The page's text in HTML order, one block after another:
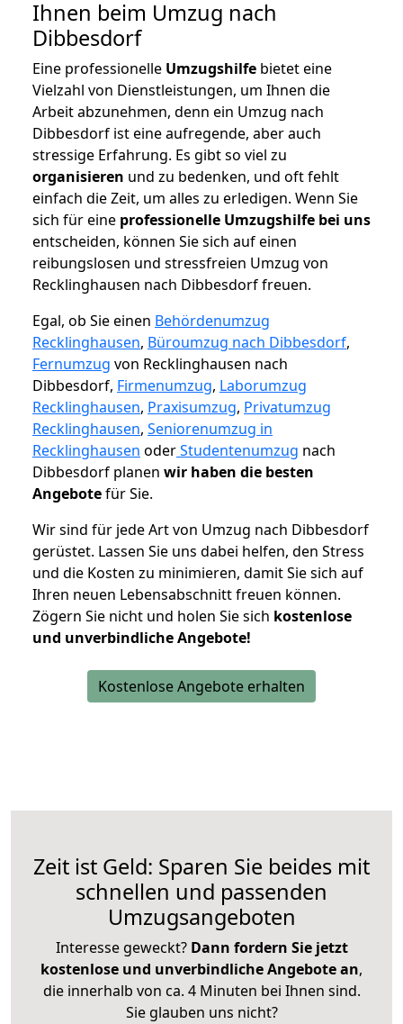
Ihnen beim Umzug nach
Dibbesdorf
Eine professionelle Umzugshilfe bietet eine
Vielzahl von Dienstleistungen, um Ihnen die
Arbeit abzunehmen, denn ein Umzug nach
Dibbesdorf ist eine aufregende, aber auch
stressige Erfahrung. Es gibt so viel zu
organisieren und zu bedenken, und oft fehlt
einfach die Zeit, um alles zu erledigen. Wenn Sie
sich für eine professionelle Umzugshilfe bei uns
entscheiden, können Sie sich auf einen
reibungslosen und stressfreien Umzug von
Recklinghausen nach Dibbesdorf freuen.
Egal, ob Sie einen Behördenumzug
Recklinghausen, Büroumzug nach Dibbesdorf,
Fernumzug von Recklinghausen nach
Dibbesdorf, Firmenumzug, Laborumzug
Recklinghausen, Praxisumzug, Privatumzug
Recklinghausen, Seniorenumzug in
Recklinghausen oderStudentenumzug nach
Dibbesdorf planen wir haben die besten
Angebotefür Sie.
Wir sind für jede Art von Umzug nach Dibbesdorf
gerüstet. Lassen Sie uns dabei helfen, den Stress
und die Kosten zu minimieren, damit Sie sich auf
Ihren neuen Lebensabschnitt freuen können.
Zögern Sie nicht und holen Sie sich kostenlose
und unverbindliche Angebote!
Kostenlose Angebote erhalten
Zeit ist Geld: Sparen Sie beides mit
schnellen und passenden
Umzugsangeboten
Interesse geweckt? Dann fordern Sie jetzt
kostenlose und unverbindliche Angebote an,
die innerhalb von ca. 4 Minuten bei Ihnen sind.
Sie glauben uns nicht?